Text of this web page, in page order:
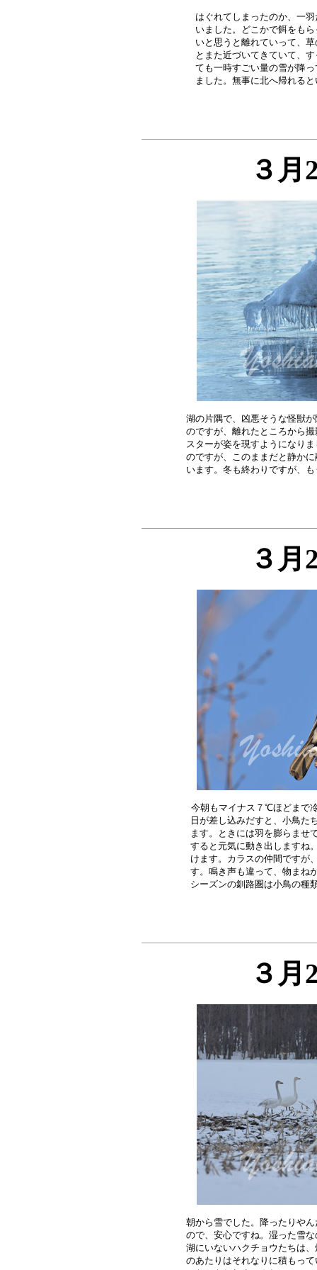
はぐれてしまったのか、一
いました。どこかで餌をも
いと思うと離れていって、
とまた近づいてきていて、
ても一時すごい量の雪が降
３月
湖の片隅で、凶悪そうな怪獣
のですが、離れたところから
スターが姿を現すようになり
のですが、このままだと静か
３月
今朝もマイナス７℃ほどまで
日が差し込みだすと、小鳥た
ます。ときには羽を膨らませ
すると元気に動き出しますね
けます。カラスの仲間ですが
す。鳴き声も違って、物まね
３月
朝から雪でした。降ったりや
ので、安心ですね。湿った雪
湖にいないハクチョウたちは
のあたりはそれなりに積もっ